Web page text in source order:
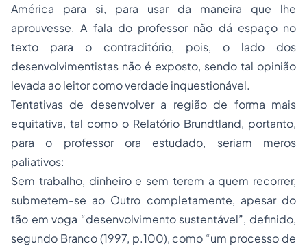
América para si, para usar da maneira que lhe
aprouvesse. A fala do professor não dá espaço no
texto para o contraditório, pois, o lado dos
desenvolvimentistas não é exposto, sendo tal opinião
levada ao leitor como verdade inquestionável.
Tentativas de desenvolver a região de forma mais
equitativa, tal como o Relatório Brundtland, portanto,
para o professor ora estudado, seriam meros
paliativos:
Sem trabalho, dinheiro e sem terem a quem recorrer,
submetem-se ao Outro completamente, apesar do
tão em voga “desenvolvimento sustentável”, definido,
segundo Branco (1997, p.100), como “um processo de